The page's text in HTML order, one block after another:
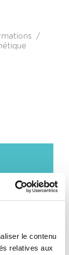
le contenu
relatives aux